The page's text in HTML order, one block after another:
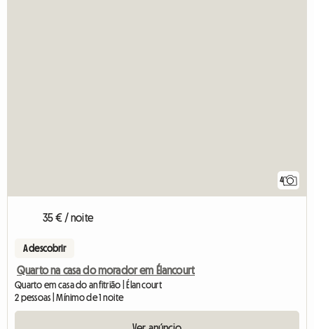
4
35 € / noite
A descobrir
Quarto na casa do morador em Élancourt
Quarto em casa do anfitrião | Élancourt
2 pessoas | Mínimo de 1 noite